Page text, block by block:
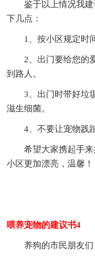
鉴于以上情况我
下几点：
1、按小区规定时
2、出门要给您的
到路人。
3、出门时带好垃
滋生细菌。
4、不要让宠物践
希望大家携起手
小区更加漂亮，温馨！
喂养宠物的建议书4
养狗的市民朋友们